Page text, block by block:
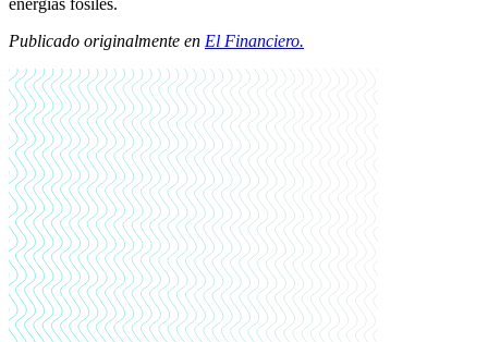
energías fósiles.
Publicado originalmente en El Financiero.